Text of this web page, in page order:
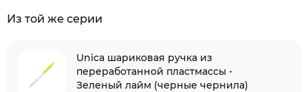
Из той же серии
Unica шариковая ручка из
переработанной пластмассы -
Зеленый лайм (черные чернила)